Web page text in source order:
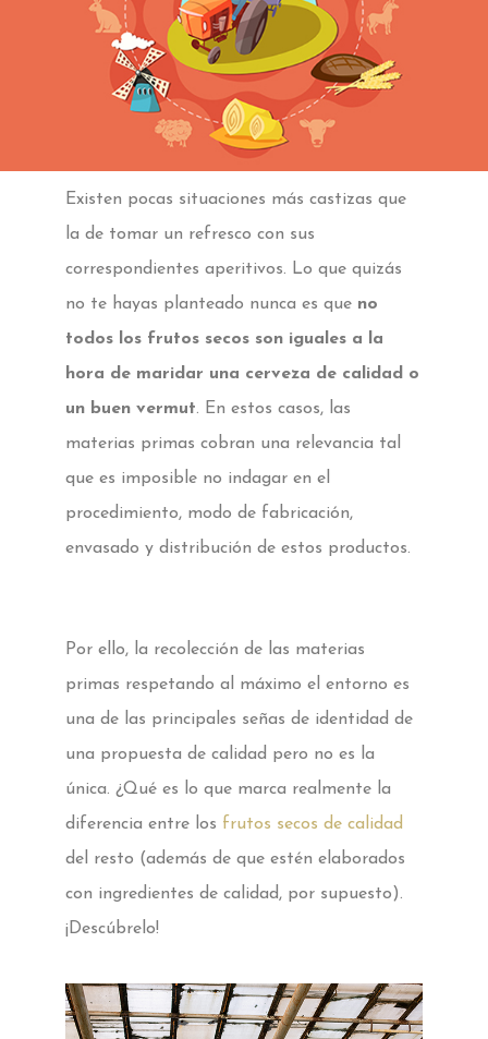
Existen pocas situaciones más castizas que
la de tomar un refresco con sus
correspondientes aperitivos. Lo que quizás
no te hayas planteado nunca es que no
todos los frutos secos son iguales a la
hora de maridar una cerveza de calidad o
un buen vermut. En estos casos, las
materias primas cobran una relevancia tal
que es imposible no indagar en el
procedimiento, modo de fabricación,
envasado y distribución de estos productos.
Por ello, la recolección de las materias
primas respetando al máximo el entorno es
una de las principales señas de identidad de
una propuesta de calidad pero no es la
única. ¿Qué es lo que marca realmente la
diferencia entre los frutos secos de calidad
del resto (además de que estén elaborados
con ingredientes de calidad, por supuesto).
¡Descúbrelo!